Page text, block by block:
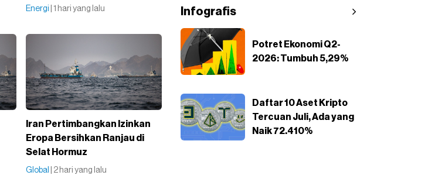
Energi | 1 hari yang lalu
Iran Pertimbangkan Izinkan
Eropa Bersihkan Ranjau di
Selat Hormuz
Global | 2 hari yang lalu
Infografis
Potret Ekonomi Q2-
2026: Tumbuh 5,29%
Daftar 10 Aset Kripto
Tercuan Juli, Ada yang
Naik 72.410%